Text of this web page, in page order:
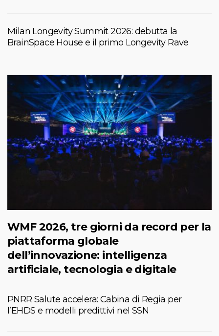
Milan Longevity Summit 2026: debutta la
BrainSpace House e il primo Longevity Rave
WMF 2026, tre giorni da record per la
piattaforma globale
dell’innovazione: intelligenza
artificiale, tecnologia e digitale
PNRR Salute accelera: Cabina di Regia per
l’EHDS e modelli predittivi nel SSN